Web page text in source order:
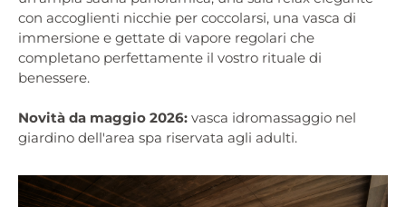
con accoglienti nicchie per coccolarsi, una vasca di
immersione e gettate di vapore regolari che
completano perfettamente il vostro rituale di
benessere.
Novità da maggio 2026: vasca idromassaggio nel
giardino dell'area spa riservata agli adulti.